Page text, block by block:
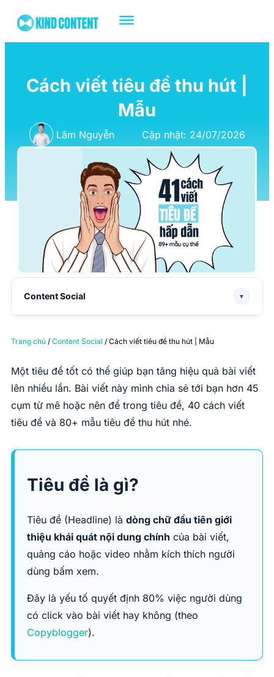
Cách viết tiêu đề thu hút |
Mẫu
Lâm Nguyễn Cập nhật: 24/07/2026
Content Social ▼
Trang chủ / Content Social / Cách viết tiêu đề thu hút | Mẫu
Một tiêu đề tốt có thể giúp bạn tăng hiệu quả bài viết
lên nhiều lần. Bài viết này mình chia sẻ tới bạn hơn 45
cụm từ mê hoặc nên để trong tiêu đề, 40 cách viết
tiêu đề và 80+ mẫu tiêu đề thu hút nhé.
Tiêu đề là gì?
Tiêu đề (Headline) là dòng chữ đầu tiên giới
thiệu khái quát nội dung chính của bài viết,
quảng cáo hoặc video nhằm kích thích người
dùng bấm xem.
Đây là yếu tố quyết định 80% việc người dùng
có click vào bài viết hay không (theo
Copyblogger).